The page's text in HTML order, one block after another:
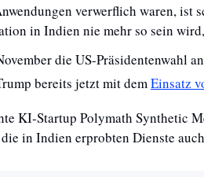
verwerflich waren, ist
in Indien nie mehr so sein
die US-Präsidentenwahl
bereits jetzt mit dem Einsatz
KI-Startup Polymath Synthetic
in Indien erprobten Dienste